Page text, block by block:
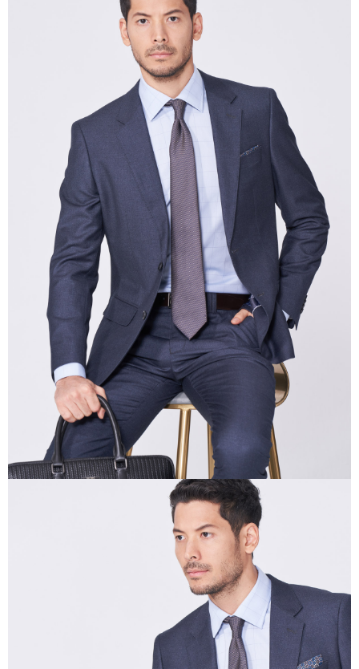
お支払期限は、ショップが請求した期日と、AFTEEで延長できる日数をも
とに計算されます。AFTEEで注文すると、商品を受け取るまで支払い期限
を延長できますが、商品を期限内に受け取れない場合があります（例：予
約商品や商品到着日が比較的遅い商品）。そのため、商品到着の有無に関
わらず、AFTEEで指定された期限内にお支払いください。
1.初回 AFTEEを ご利用の際に、認証結果及び当社の審査の結果に基づ
き、限度額が設定されます。
2.決済金額は最低NT$20です。
3.現在、台湾の会員のみご利用いただけます。
三、利用規約「AFTEE代金後払い」（以下当サービスという）はネットプ
ロテクションズ（以下 AFTEE という）が提供し、AFTEEが代金を徴収し
ます。当サービスご利用の際に提供しなければならない個人情報（注文者
の氏名、電話番号、受取人の氏名、電話番号、受取人住所を含むがこれに
限らない）は、AFTEEに渡され当サービスで必要な範囲内で利用されま
す。AFTEEの個人情報の収集、処理、利用について、詳細はAFTEE公式ホ
ームページの『個人情報の収集、処理及び利用に関する声明』をご参照く
ださい（https://aftee.tw/privacypolicy/）。
AFTEEの初回ご利用の際に、審査を通過すれば、最高額がNT$10,000にな
ります。支払い期限を過ぎた場合、その金額に基づいて年利20%の遅延滞
納金が加算されます。未成年の利用者は、事前に法定代理人または後見人
の同意を得ればAFTEEをご利用いただけます。
個人情報の処理、利用について疑問がある、または関連する法律の権利を
行使したい場合は、ネットプロテクションズ
cs_tw@netprotections.co.jp
にご連絡ください。上記に示した個人情報を、必要な購入注文書とあわせ
てAFTEEにご提供いただく、またはAFTEEにあなたの個人情報の収集、処
理、利用を許可することににご同意いただけない場合は、当サービスを選
択しないでください。